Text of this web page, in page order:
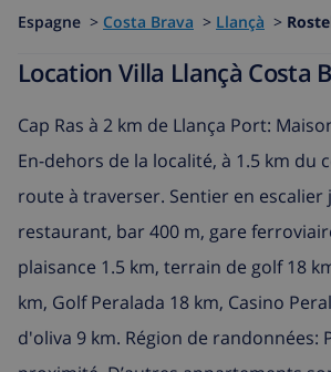
Espagne > Costa Brava > Llançà >
Location Villa Llançà Costa
Cap Ras à 2 km de Llança Port:
En-dehors de la localité, à 1.5 km du
route à traverser. Sentier en
restaurant, bar 400 m, gare
plaisance 1.5 km, terrain de golf 18
km, Golf Peralada 18 km, Casino
d'oliva 9 km. Région de